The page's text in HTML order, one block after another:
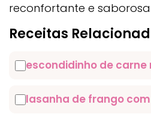
reconfortante e
Receitas
escondidinho de carne
lasanha de frango